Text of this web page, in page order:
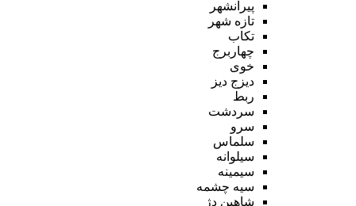
پیرانشهر
تازه شهر
تکاب
چهاربرج
خوی
دیزج دیز
ربط
سردشت
سرو
سلماس
سیلوانه
سیمینه
سیه چشمه
شاهین دژ